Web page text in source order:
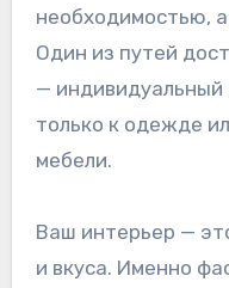
необходимостью,
Один из путей
— индивидуальный
только к одежде
мебели.
Ваш интерьер —
и вкуса. Именно